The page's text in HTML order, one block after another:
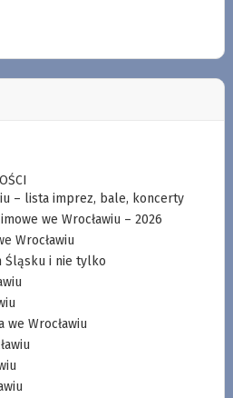
– lista imprez, bale, koncerty
we Wrocławiu – 2026
Wrocławiu
Śląsku i nie tylko
Wrocławiu